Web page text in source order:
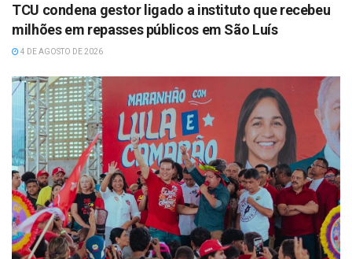
TCU condena gestor ligado a instituto que recebeu
milhões em repasses públicos em São Luís
4 DE AGOSTO DE 2026